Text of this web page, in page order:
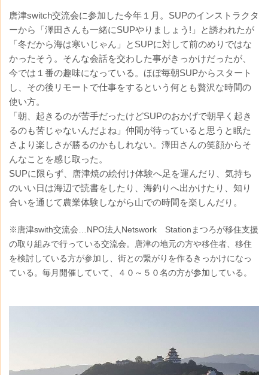
唐津switch交流会に参加した今年１月。SUPのインストラクタ
ーから「澤田さんも一緒にSUPやりましょう!」と誘われたが
「冬だから海は寒いじゃん」とSUPに対して前のめりではな
かったそう。そんな会話を交わした事がきっかけだったが、
今では１番の趣味になっている。ほぼ毎朝SUPからスタート
し、その後リモートで仕事をするという何とも贅沢な時間の
使い方。
「朝、起きるのが苦手だったけどSUPのおかげで朝早く起き
るのも苦じゃないんだよね」仲間が待っていると思うと眠た
さより楽しさが勝るのかもしれない。澤田さんの笑顔からそ
んなことを感じ取った。
SUPに限らず、唐津焼の絵付け体験へ足を運んだり、気持ち
のいい日は海辺で読書をしたり、海釣りへ出かけたり、知り
合いを通じて農業体験しながら山での時間を楽しんだり。
※唐津swith交流会…NPO法人Netswork Stationまつろが移住支援
の取り組みで行っている交流会。唐津の地元の方や移住者、移住
を検討している方が参加し、街との繋がりを作るきっかけになっ
ている。毎月開催していて、４０～５０名の方が参加している。